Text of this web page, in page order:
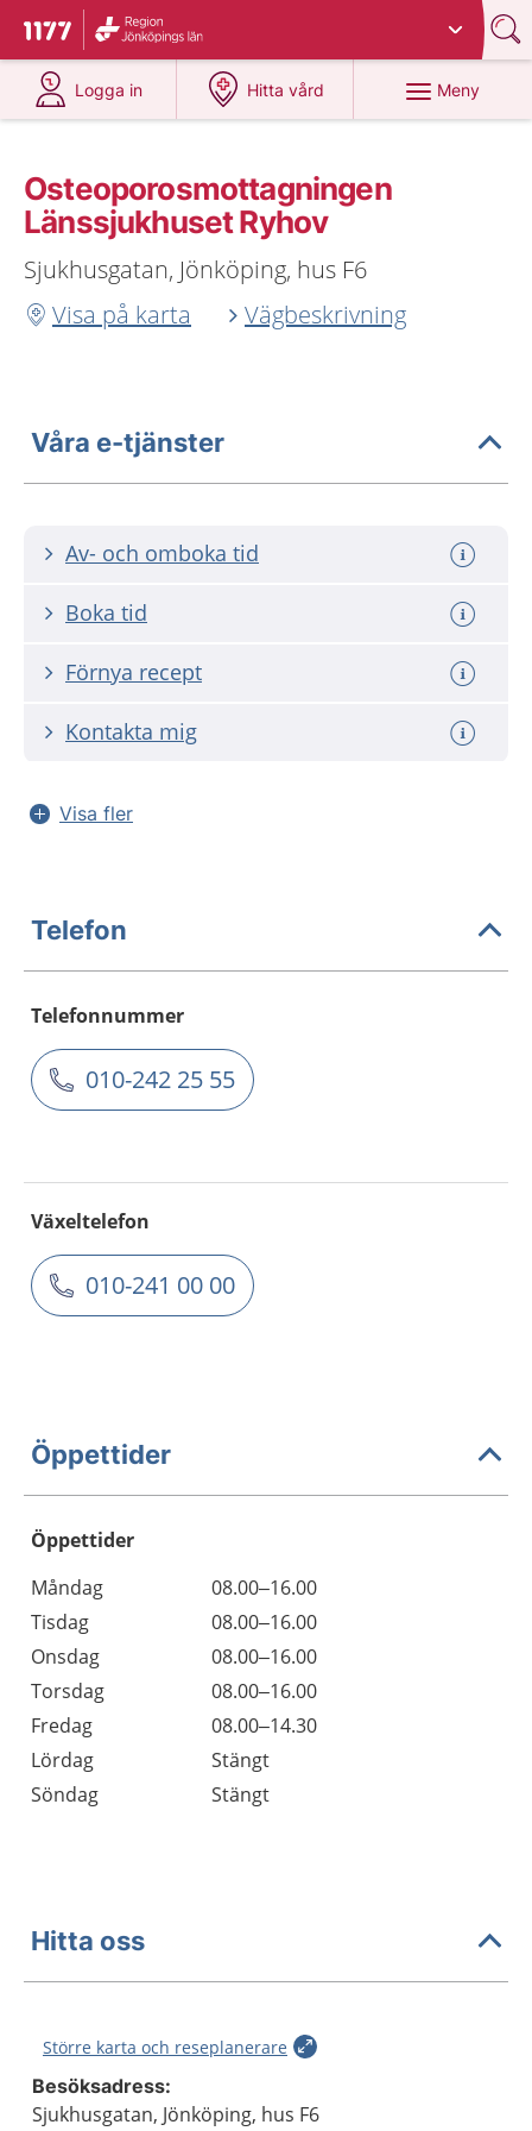
Till startsidan för 1177
Du har valt region
Logga in
på 1177.se
Hitta vård
på 1177.se
Meny
Osteoporosmottagningen
Länssjukhuset Ryhov
Sjukhusgatan, Jönköping, hus F6
Visa på karta
Vägbeskrivning
Våra e-tjänster
Av- och omboka tid
Boka tid
Förnya recept
Kontakta mig
Visa fler
Telefon
Telefonnummer
010-242 25 55
Växeltelefon
010-241 00 00
Öppettider
Öppettider
Dag
Öppettider
Kommentarer
Måndag
08.00–16.00
Tisdag
08.00–16.00
Onsdag
08.00–16.00
Torsdag
08.00–16.00
Fredag
08.00–14.30
Lördag
Stängt
Söndag
Stängt
Hitta oss
Större karta och reseplanerare
Besöksadress:
Sjukhusgatan, Jönköping, hus F6